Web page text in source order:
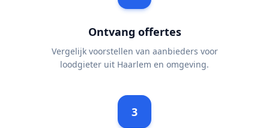
Ontvang offertes
Vergelijk voorstellen van aanbieders voor
loodgieter uit Haarlem en omgeving.
3